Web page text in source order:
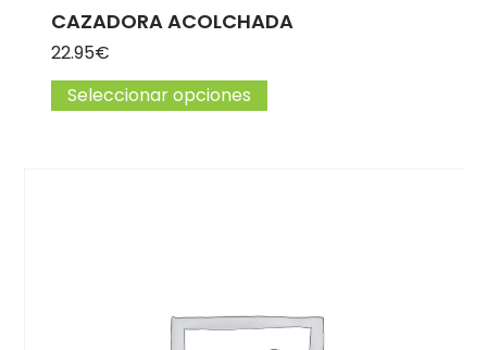
CAZADORA ACOLCHADA
22.95€
Seleccionar opciones